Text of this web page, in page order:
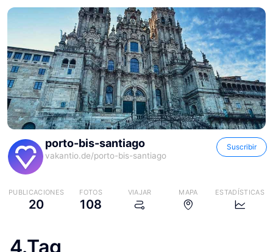
porto-bis-santiago
vakantio.de/porto-bis-santiago
Suscribir
PUBLICACIONES
20
FOTOS
108
VIAJAR MAPA ESTADÍSTICAS
4.Tag